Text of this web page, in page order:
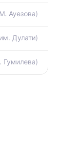
Ауезова)
Дулати)
Гумилева)